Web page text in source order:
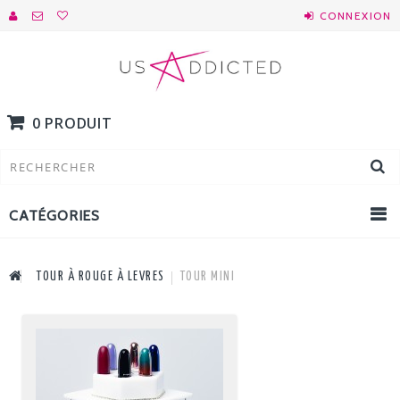
CONNEXION
0 PRODUIT
CATÉGORIES
TOUR À ROUGE À LEVRES TOUR MINI